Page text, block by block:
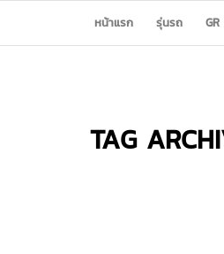
หน้าแรก รุ่นรถ
TAG